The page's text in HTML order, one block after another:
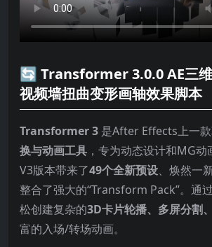
🔄 Transformer 3.0.0 AE三
视频墙扭曲变形画轴效果脚本
Transformer 3 是After Effects上一
换与动画工具 ，专为动态设计和MG
V3版本带来了49个全新预设、焕然一
整合了强大的“Transform Pack”。通
松创建复杂的3D卡片轮播、多屏分割
富的入场/转场动画。